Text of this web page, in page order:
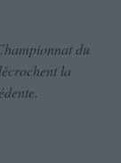
du
la